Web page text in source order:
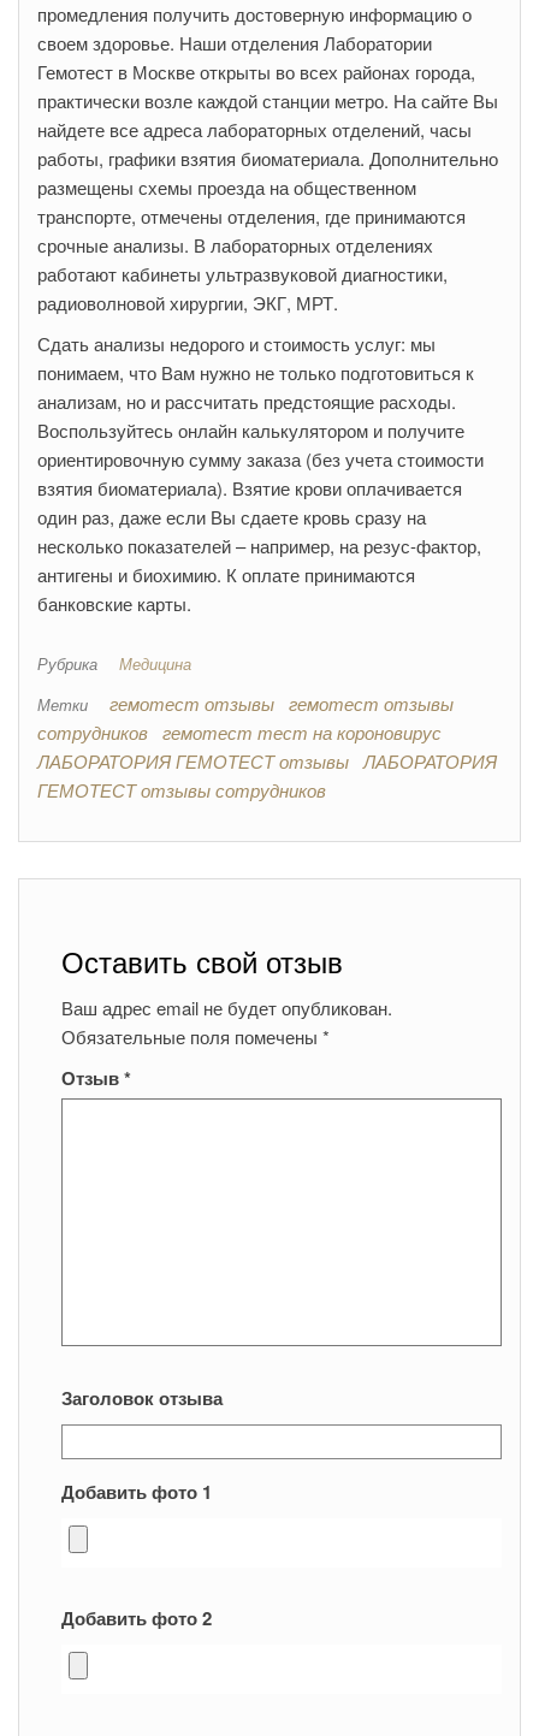
промедления получить достоверную информацию о
своем здоровье. Наши отделения Лаборатории
Гемотест в Москве открыты во всех районах города,
практически возле каждой станции метро. На сайте Вы
найдете все адреса лабораторных отделений, часы
работы, графики взятия биоматериала. Дополнительно
размещены схемы проезда на общественном
транспорте, отмечены отделения, где принимаются
срочные анализы. В лабораторных отделениях
работают кабинеты ультразвуковой диагностики,
радиоволновой хирургии, ЭКГ, МРТ.
Сдать анализы недорого и стоимость услуг: мы
понимаем, что Вам нужно не только подготовиться к
анализам, но и рассчитать предстоящие расходы.
Воспользуйтесь онлайн калькулятором и получите
ориентировочную сумму заказа (без учета стоимости
взятия биоматериала). Взятие крови оплачивается
один раз, даже если Вы сдаете кровь сразу на
несколько показателей – например, на резус-фактор,
антигены и биохимию. К оплате принимаются
банковские карты.
Рубрика
Медицина
Метки
гемотест отзывы гемотест отзывы
сотрудников гемотест тест на короновирус
ЛАБОРАТОРИЯ ГЕМОТЕСТ отзывы ЛАБОРАТОРИЯ
ГЕМОТЕСТ отзывы сотрудников
Оставить свой отзыв
Ваш адрес email не будет опубликован.
Обязательные поля помечены *
Отзыв*
Заголовок отзыва
Добавить фото 1
Добавить фото 2